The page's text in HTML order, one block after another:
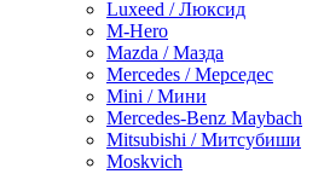
Luxeed / Люксид
M-Hero
Mazda / Мазда
Mercedes / Мерседес
Mini / Мини
Mercedes-Benz Maybach
Mitsubishi / Митсубиши
Moskvich